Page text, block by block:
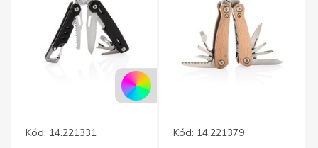
Kód: 14.221331
Kód: 14.221379